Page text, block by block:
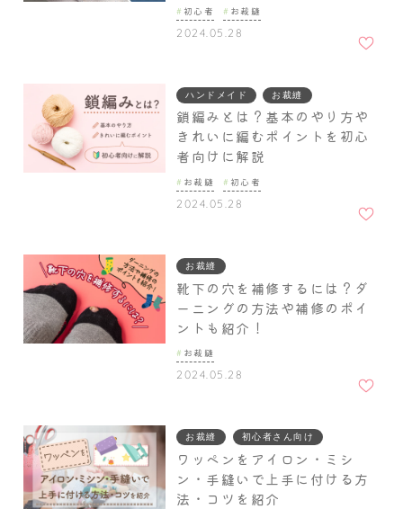
初心者 お裁縫
2024.05.28
入りに
ハンドメイド お裁縫
鎖編みとは？基本のやり方や
きれいに編むポイントを初心
者向けに解説
お裁縫 初心者
2024.05.28
入りに
お裁縫
靴下の穴を補修するには？ダ
ーニングの方法や補修のポイ
ントも紹介！
お裁縫
2024.05.28
入りに
お裁縫 初心者さん向け
ワッペンをアイロン・ミシ
ン・手縫いで上手に付ける方
法・コツを紹介